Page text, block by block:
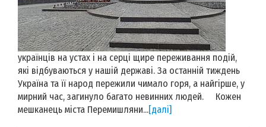
українців на устах і на серці щире переживання подій,
які відбуваються у нашій державі. За останній тиждень
Україна та її народ пережили чимало горя, а найгірше, у
мирний час, загинуло багато невинних людей. Кожен
мешканець міста Перемишляни...[далі]